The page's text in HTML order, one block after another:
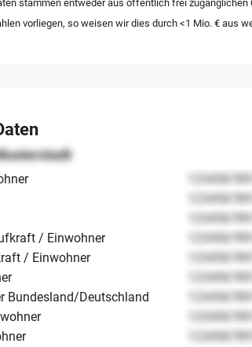
stammen entweder aus öffentlich frei
vorliegen, so weisen wir dies durch <1 Mio. € aus
/ Einwohner
/ Einwohner
Bundesland/Deutschland